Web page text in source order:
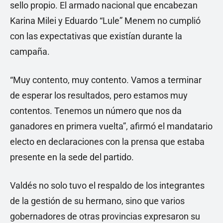
sello propio. El armado nacional que encabezan
Karina Milei y Eduardo “Lule” Menem no cumplió
con las expectativas que existían durante la
campaña.
“Muy contento, muy contento. Vamos a terminar
de esperar los resultados, pero estamos muy
contentos. Tenemos un número que nos da
ganadores en primera vuelta”, afirmó el mandatario
electo en declaraciones con la prensa que estaba
presente en la sede del partido.
Valdés no solo tuvo el respaldo de los integrantes
de la gestión de su hermano, sino que varios
gobernadores de otras provincias expresaron su